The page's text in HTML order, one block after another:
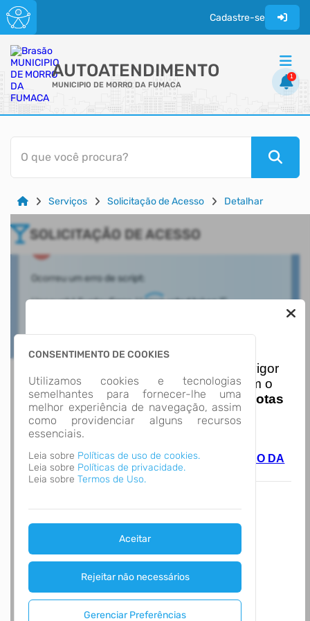
Cadastre-se
AUTOATENDIMENTO
MUNICIPIO DE MORRO DA FUMACA
1
ACESSO RÁPIDO
Acessibilidade
Transparência
O que você procura?
Serviços Solicitação de Acesso Detalhar
CONSENTIMENTO DE COOKIES
Utilizamos cookies e tecnologias
semelhantes para fornecer-lhe uma
melhor experiência de navegação, assim
como providenciar alguns recursos
essenciais.
Leia sobre Políticas de uso de cookies.
Leia sobre Políticas de privacidade.
Leia sobre Termos de Uso.
Aceitar
Rejeitar não necessários
Gerenciar Preferências
entra em vigor
a obrigatoriedade de integração com o
Ambiente de Dados Nacional das
Notas
de Serviço Eletrônicascom isso
entraram em vigor
novas regras,
Autoatendimento - MUNICIPIO DE MORRO DA
FUMACA
SOLICITAÇÃO DE ACESSO